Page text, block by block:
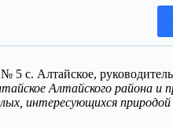
Алтайское, руководитель
Алтайского района
интересующихся природой